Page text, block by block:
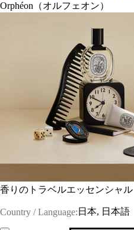
Orphéon（オルフェオン）
香りのトラベルエッセンシャル
Country / Language: 日本, 日本語